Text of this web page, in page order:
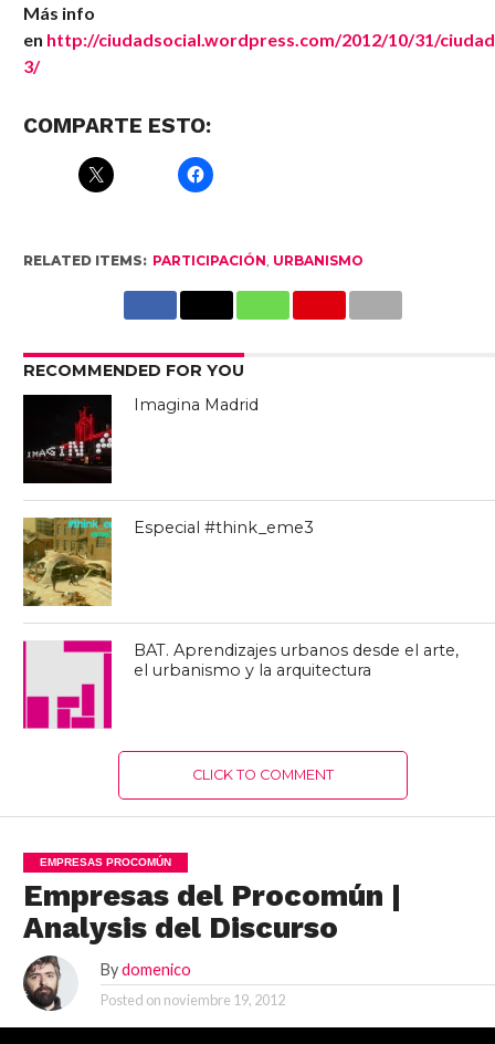
Más info
en http://ciudadsocial.wordpress.com/2012/10/31/
3/
COMPARTE ESTO:
RELATED ITEMS: PARTICIPACIÓN URBANISMO
RECOMMENDED FOR YOU
Imagina Madrid
Especial #think_eme3
BAT. Aprendizajes urbanos desde el arte,
el urbanismo y la arquitectura
CLICK TO COMMENT
EMPRESAS PROCOMÚN
Empresas del Procomún |
Analysis del Discurso
Bydomenico
Posted on noviembre 19, 2012